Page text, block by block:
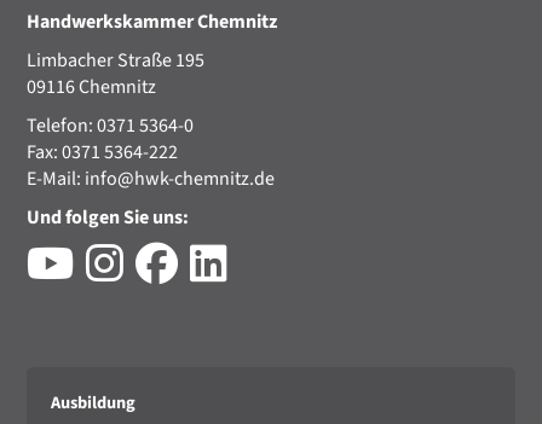
Handwerkskammer Chemnitz
Limbacher Straße 195
09116 Chemnitz
Telefon: 0371 5364-0
Fax: 0371 5364-222
E-Mail: info@hwk-chemnitz.de
Und folgen Sie uns:
Ausbildung